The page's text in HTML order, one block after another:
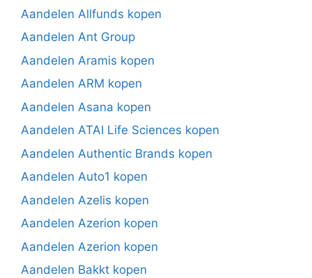
Aandelen Allfunds kopen
Aandelen Ant Group
Aandelen Aramis kopen
Aandelen ARM kopen
Aandelen Asana kopen
Aandelen ATAI Life Sciences kopen
Aandelen Authentic Brands kopen
Aandelen Auto1 kopen
Aandelen Azelis kopen
Aandelen Azerion kopen
Aandelen Azerion kopen
Aandelen Bakkt kopen